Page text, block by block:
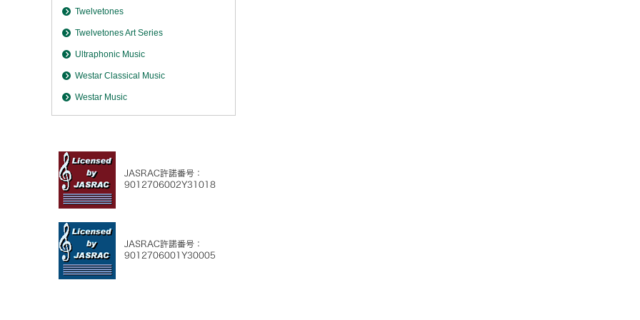
Twelvetones
Twelvetones Art Series
Ultraphonic Music
Westar Classical Music
Westar Music